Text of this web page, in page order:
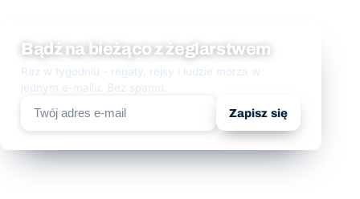
Bądź na bieżąco z żeglarstwem
Raz w tygodniu - regaty, rejsy i ludzie morza w
jednym e-mailu. Bez spamu.
Zapisz się